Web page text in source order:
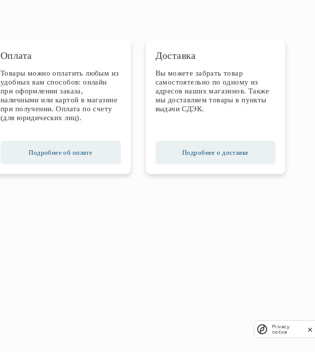
Оплата
Товары можно оплатить любым из
удобных вам способов: онлайн
при оформлении заказа,
наличными или картой в магазине
при получении. Оплата по счету
(для юридических лиц).
Подробнее об оплате
Доставка
Вы можете забрать товар
самостоятельно по одному из
адресов наших магазинов. Также
мы доставляем товары в пункты
выдачи СДЭК.
Подробнее о доставке
Privacy
notice